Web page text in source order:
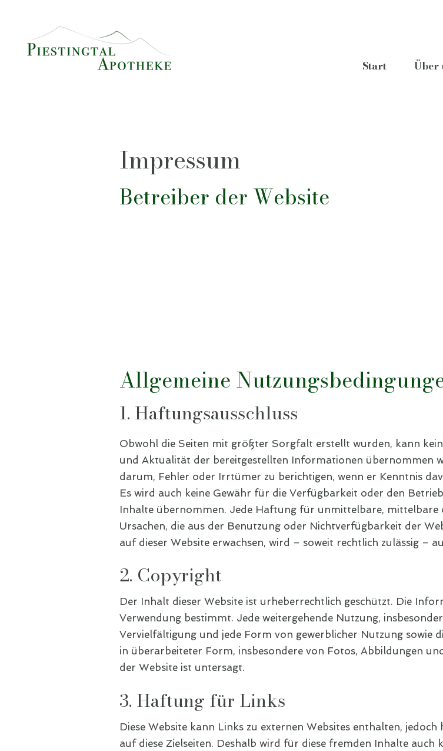
Start Über
Impressum
Betreiber der Website
Allgemeine
1. Haftungsausschluss
Obwohl die Seiten mit größter Sorgfalt erstellt wurden, kann
und Aktualität der bereitgestellten Informationen übernommen
darum, Fehler oder Irrtümer zu berichtigen, wenn er Kenntnis
Es wird auch keine Gewähr für die Verfügbarkeit oder den
Inhalte übernommen. Jede Haftung für unmittelbare, mittelbare
Ursachen, die aus der Benutzung oder Nichtverfügbarkeit der
auf dieser Website erwachsen, wird – soweit rechtlich zulässig –
2. Copyright
Der Inhalt dieser Website ist urheberrechtlich geschützt. Die
Verwendung bestimmt. Jede weitergehende Nutzung,
Vervielfältigung und jede Form von gewerblicher Nutzung sowie
in überarbeiteter Form, insbesondere von Fotos, Abbildungen
der Website ist untersagt.
3. Haftung für Links
Diese Website kann Links zu externen Websites enthalten,
auf diese Zielseiten. Deshalb wird für diese fremden Inhalte